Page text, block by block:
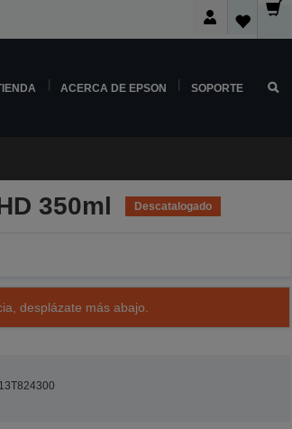
ACERCA DE EPSON SOPORTE
350ml Descatalogado
desplázate más abajo.